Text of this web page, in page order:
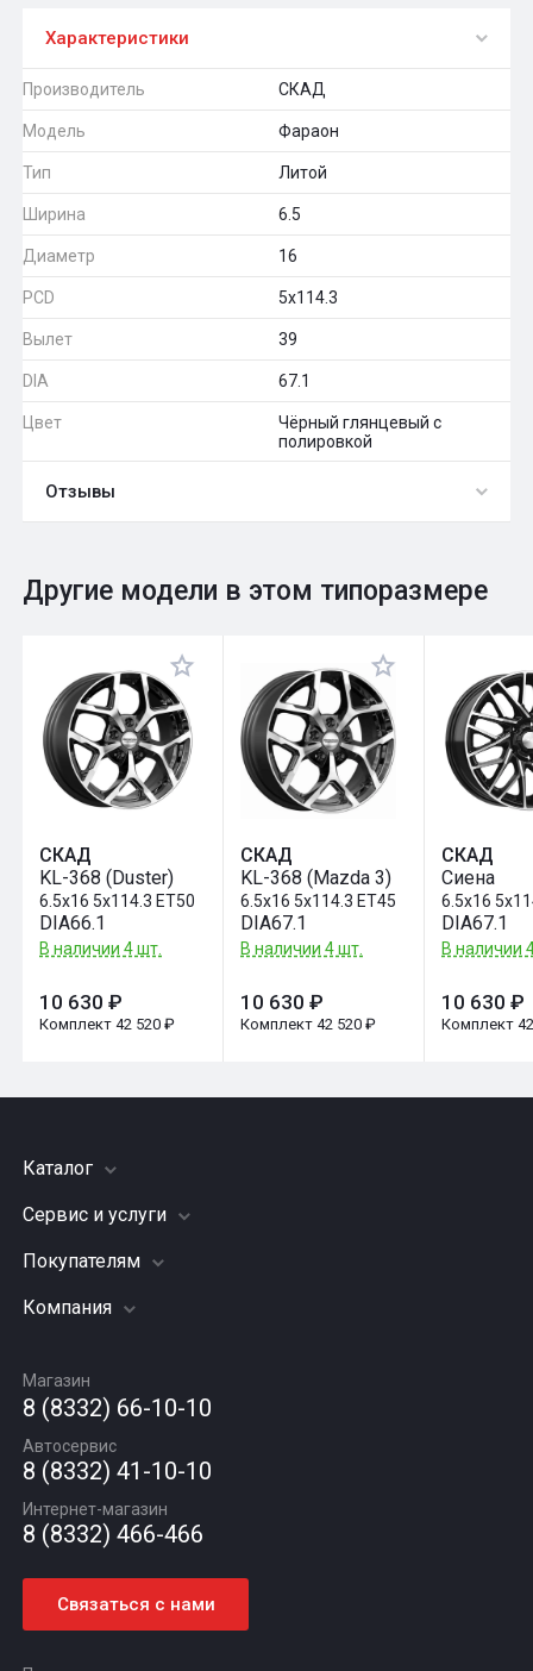
Характеристики
Производитель СКАД
Модель Фараон
Тип Литой
Ширина 6.5
Диаметр 16
PCD 5x114.3
Вылет 39
DIA 67.1
Цвет
Чёрный глянцевый с
полировкой
Отзывы
Оставить отзыв
Общий рейтинг 0
Другие модели в этом типоразмере
СКАД
KL-368 (Duster)
6.5x16 5x114.3 ET50
DIA66.1
В наличии 4 шт.
10 630 ₽
Комплект 42 520 ₽
СКАД
KL-368 (Mazda 3)
6.5x16 5x114.3 ET45
DIA67.1
В наличии 4 шт.
10 630 ₽
Комплект 42 520 ₽
СКАД
Сиена
6.5x16
DIA67.1
В наличии
10 630 ₽
Комплект
Каталог
Шины
Грузовые шины
Диски
Автомасла
Сервис и услуги
Заправка кондиционера
Подвеска (ходовая часть)
Шиномонтаж
Покупателям
Акции
Гарантии и возврат
Компания
Вакансии
Новости
Статьи
Контакты
Магазин
8 (8332) 66-10-10
Автосервис
8 (8332) 41-10-10
Интернет-магазин
8 (8332) 466-466
Связаться с нами